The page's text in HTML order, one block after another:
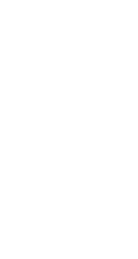
Comisión